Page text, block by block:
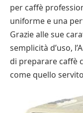
per caffè
uniforme e una
Grazie alle sue
semplicità d’uso,
di preparare caffè
come quello